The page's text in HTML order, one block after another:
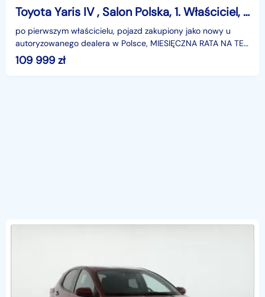
Toyota Yaris IV , Salon Polska, 1. Właściciel, Serwis ASO, Automat, Skóra,
po pierwszym właścicielu, pojazd zakupiony jako nowy u
autoryzowanego dealera w Polsce, MIESIĘCZNA RATA NA TEN
SAMOCHÓD JUŻ OD 655 PLN*Podana w ogłoszeniu loka
109 999 zł